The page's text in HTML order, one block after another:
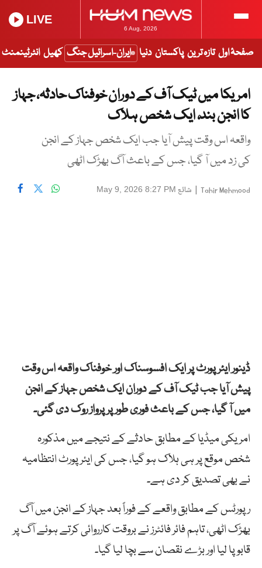
6 Aug, 2026
LIVE
صفحۂ اول تازہ ترین پاکستان دنیا ایران-اسرائیل جنگ کھیل انٹرٹینمنٹ
امریکا میں ٹیک آف کے دوران خوفناک حادثہ، جہاز
کا انجن بند، ایک شخص ہلاک
واقعہ اس وقت پیش آیا جب ایک شخص جہاز کے انجن
کی زد میں آ گیا، جس کے باعث آگ بھڑک اٹھی
Tahir Mehmood
| شائع May 9, 2026 8:27 PM
ڈینور ایئرپورٹ پر ایک افسوسناک اور خوفناک واقعہ اس وقت
پیش آیا جب ٹیک آف کے دوران ایک شخص جہاز کے انجن
میں آ گیا، جس کے باعث فوری طور پر پرواز روک دی گئی۔
امریکی میڈیا کے مطابق حادثے کے نتیجے میں مذکورہ
شخص موقع پر ہی ہلاک ہو گیا، جس کی ایئرپورٹ انتظامیہ
نے بھی تصدیق کر دی ہے۔
رپورٹس کے مطابق واقعے کے فوراً بعد جہاز کے انجن میں آگ
بھڑک اٹھی، تاہم فائر فائٹرز نے بروقت کارروائی کرتے ہوئے آگ پر
قابو پا لیا اور بڑے نقصان سے بچا لیا گیا۔